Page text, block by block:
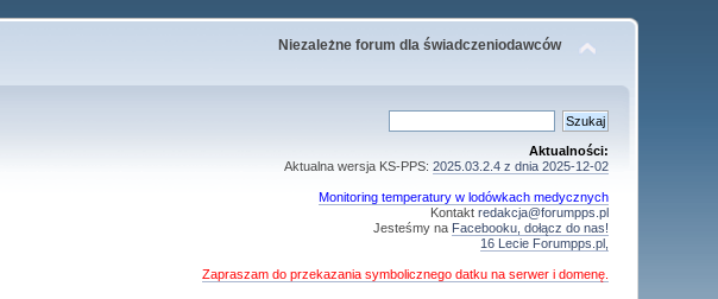
Niezależne forum dla świadczeniodawców
Aktualności:
Aktualna wersja KS-PPS: 2025.03.2.4 z dnia 2025-12-02
Monitoring temperatury w lodówkach medycznych
Kontakt redakcja@forumpps.pl
Jesteśmy na Facebooku, dołącz do nas!
16 Lecie Forumpps.pl,
Zapraszam do przekazania symbolicznego datku na serwer i domenę.